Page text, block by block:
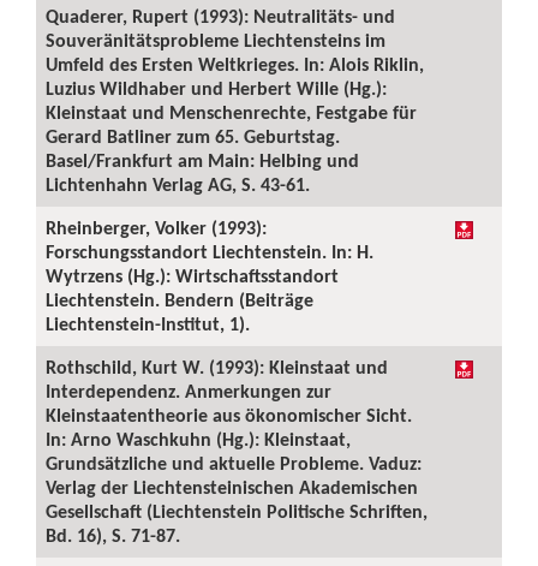
Quaderer, Rupert (1993): Neutralitäts- und
Souveränitätsprobleme Liechtensteins im
Umfeld des Ersten Weltkrieges. In: Alois Riklin,
Luzius Wildhaber und Herbert Wille (Hg.):
Kleinstaat und Menschenrechte, Festgabe für
Gerard Batliner zum 65. Geburtstag.
Basel/Frankfurt am Main: Helbing und
Lichtenhahn Verlag AG, S. 43-61.
Rheinberger, Volker (1993):
Forschungsstandort Liechtenstein. In: H.
Wytrzens (Hg.): Wirtschaftsstandort
Liechtenstein. Bendern (Beiträge
Liechtenstein-Institut, 1).
Rothschild, Kurt W. (1993): Kleinstaat und
Interdependenz. Anmerkungen zur
Kleinstaatentheorie aus ökonomischer Sicht.
In: Arno Waschkuhn (Hg.): Kleinstaat,
Grundsätzliche und aktuelle Probleme. Vaduz:
Verlag der Liechtensteinischen Akademischen
Gesellschaft (Liechtenstein Politische Schriften,
Bd. 16), S. 71-87.